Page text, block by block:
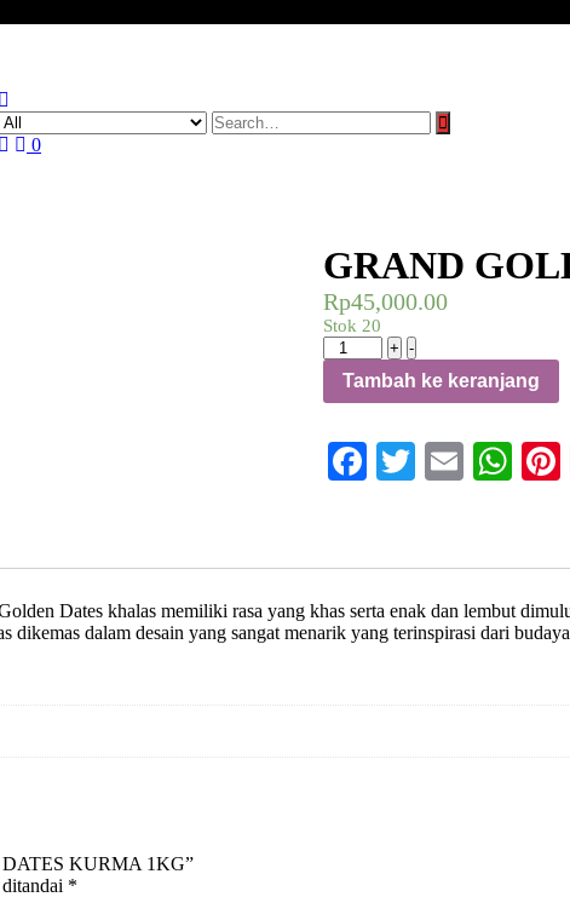
0
GRAND
Rp45,000.00
Stok 20
+
Kuantitas
GRAND
GOLDEN
1KG
-
Tambah ke keranjang
Facebook
Twitter
Email
Dates khalas memiliki rasa yang khas serta enak dan lembut
dalam desain yang sangat menarik yang terinspirasi dari
DATES KURMA 1KG”
*